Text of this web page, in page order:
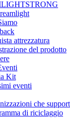
attrezzatura
del prodotto
Kit
eventi
che
di riciclaggio